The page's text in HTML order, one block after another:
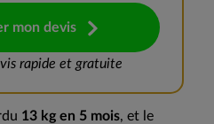
mon devis
rapide et gratuite
13 kg en 5 mois, et le